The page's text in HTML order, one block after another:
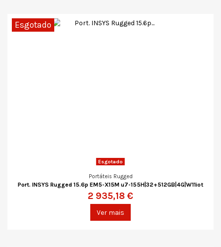
Esgotado
Esgotado
Portáteis Rugged
Port. INSYS Rugged 15.6p EM5-X15M u7-155H|32+512GB|4G|W11iot
2 935,18 €
Ver mais